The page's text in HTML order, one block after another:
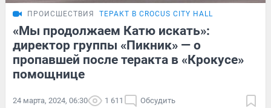
ПРОИСШЕСТВИЯ ТЕРАКТ В CROCUS CITY HALL
«Мы продолжаем Катю искать»:
директор группы «Пикник» — о
пропавшей после теракта в «Крокусе»
помощнице
24 марта, 2024, 06:30 1 611 Обсудить